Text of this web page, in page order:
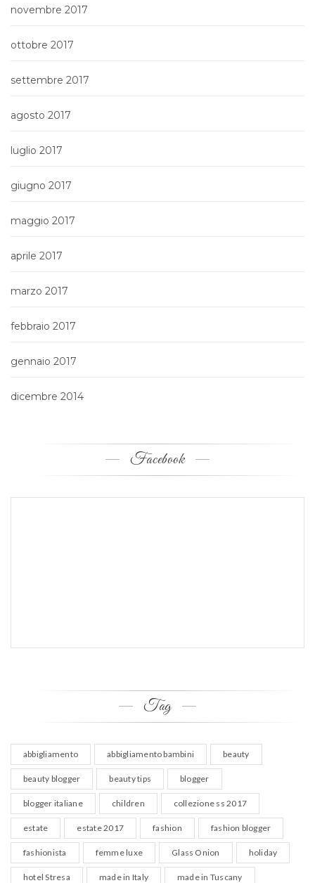
novembre 2017
ottobre 2017
settembre 2017
agosto 2017
luglio 2017
giugno 2017
maggio 2017
aprile 2017
marzo 2017
febbraio 2017
gennaio 2017
dicembre 2014
Facebook
Tag
abbigliamento abbigliamento bambini beauty
beauty blogger beauty tips blogger
blogger italiane children collezione ss 2017
estate estate 2017 fashion fashion blogger
fashionista femme luxe Glass Onion holiday
hotel Stresa made in Italy made in Tuscany